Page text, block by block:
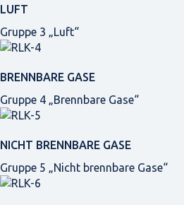
LUFT
Gruppe 3 „Luft“
BRENNBARE GASE
Gruppe 4 „Brennbare Gase“
NICHT BRENNBARE GASE
Gruppe 5 „Nicht brennbare Gase“